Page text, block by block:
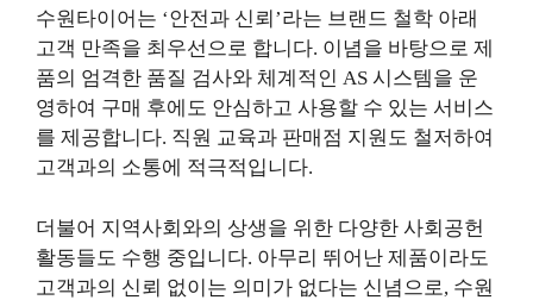
수원타이어는 ‘안전과 신뢰’라는 브랜드 철학 아래
고객 만족을 최우선으로 합니다. 이념을 바탕으로 제
품의 엄격한 품질 검사와 체계적인 AS 시스템을 운
영하여 구매 후에도 안심하고 사용할 수 있는 서비스
를 제공합니다. 직원 교육과 판매점 지원도 철저하여
고객과의 소통에 적극적입니다.
더불어 지역사회와의 상생을 위한 다양한 사회공헌
활동들도 수행 중입니다. 아무리 뛰어난 제품이라도
고객과의 신뢰 없이는 의미가 없다는 신념으로, 수원